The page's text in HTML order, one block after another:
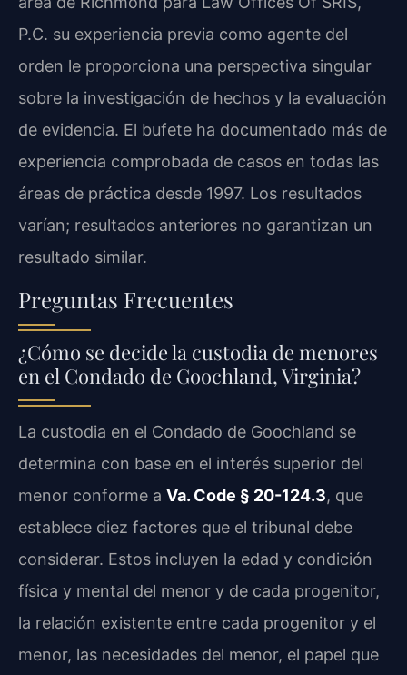
P.C. su experiencia previa como agente del
orden le proporciona una perspectiva singular
sobre la investigación de hechos y la evaluación
de evidencia. El bufete ha documentado más de
experiencia comprobada de casos en todas las
áreas de práctica desde 1997. Los resultados
varían; resultados anteriores no garantizan un
resultado similar.
Preguntas Frecuentes
¿Cómo se decide la custodia de menores
en el Condado de Goochland, Virginia?
La custodia en el Condado de Goochland se
determina con base en el interés superior del
menor conforme a Va. Code § 20-124.3, que
establece diez factores que el tribunal debe
considerar. Estos incluyen la edad y condición
física y mental del menor y de cada progenitor,
la relación existente entre cada progenitor y el
menor, las necesidades del menor, el papel que